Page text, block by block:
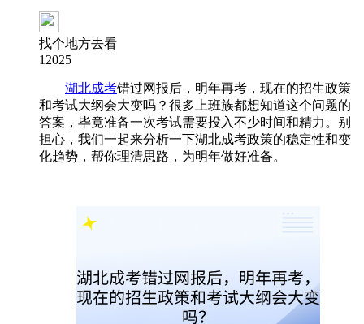
找个地方去看
12025
湖北成考错过网报后，明年再考，现在的招生政策
和考试大纲会大变吗？很多上班族都想知道这个问题的
答案，毕竟准备一次考试需要投入不少时间和精力。别
担心，我们一起来分析一下湖北成考政策的稳定性和变
化趋势，帮你理清思路，为明年做好准备。